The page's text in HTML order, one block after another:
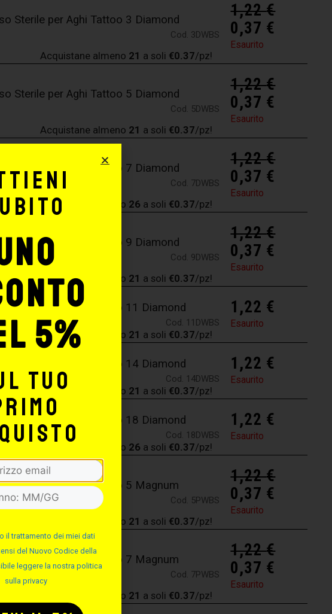
Sterile per Aghi Tattoo 3 Diamond
Cod. 3DWBS
Acquistane almeno 21 a soli €0.37/pz!
1,22€
0,37 €
Esaurito
Sterile per Aghi Tattoo 5 Diamond
Cod. 5DWBS
Acquistane almeno 21 a soli €0.37/pz!
1,22€
0,37 €
Esaurito
Sterile per Aghi Tattoo 7 Diamond
Cod. 7DWBS
Acquistane almeno 26 a soli €0.37/pz!
1,22€
0,37 €
Esaurito
Sterile per Aghi Tattoo 9 Diamond
Cod. 9DWBS
Acquistane almeno 21 a soli €0.37/pz!
1,22€
0,37 €
Esaurito
Sterile per Aghi Tattoo 11 Diamond
Cod. 11DWBS
Acquistane almeno 21 a soli €0.37/pz!
1,22 €
Esaurito
Sterile per Aghi Tattoo 14 Diamond
Cod. 14DWBS
Acquistane almeno 21 a soli €0.37/pz!
1,22 €
Esaurito
Sterile per Aghi Tattoo 18 Diamond
Cod. 18DWBS
Acquistane almeno 26 a soli €0.37/pz!
1,22 €
Esaurito
Sterile per Aghi Tattoo 5 Magnum
Cod. 5PWBS
Acquistane almeno 21 a soli €0.37/pz!
1,22€
0,37 €
Esaurito
Sterile per Aghi Tattoo 7 Magnum
Cod. 7PWBS
Acquistane almeno 21 a soli €0.37/pz!
1,22€
0,37 €
Esaurito
5%
tuo
il trattamento dei miei dati
del Nuovo Codice della
leggere la nostra politica
sulla privacy